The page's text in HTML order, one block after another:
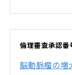
倫理審査承認
脳動脈瘤の増